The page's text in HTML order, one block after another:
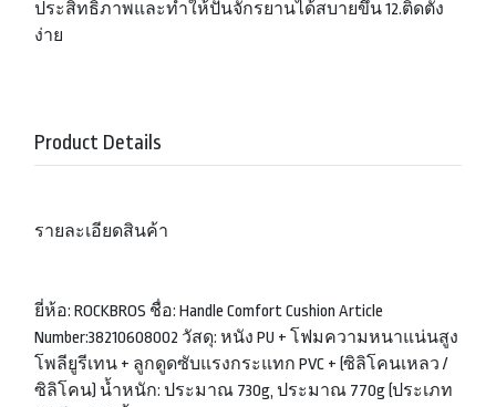
ประสิทธิภาพและทำให้ปั่นจักรยานได้สบายขึ้น 12.ติดตั้ง
ง่าย
Product Details
รายละเอียดสินค้า
ยี่ห้อ: ROCKBROS ชื่อ: Handle Comfort Cushion Article
Number:38210608002 วัสดุ: หนัง PU + โฟมความหนาแน่นสูง
โพลียูรีเทน + ลูกดูดซับแรงกระแทก PVC + (ซิลิโคนเหลว /
ซิลิโคน) น้ำหนัก: ประมาณ 730g, ประมาณ 770g (ประเภท